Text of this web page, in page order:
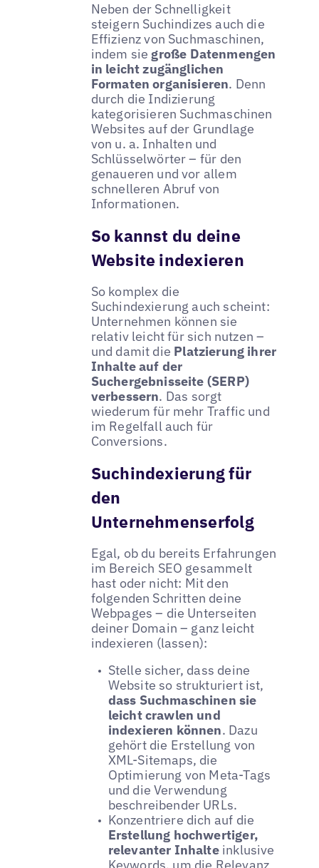
Neben der Schnelligkeit
steigern Suchindizes auch die
Effizienz von Suchmaschinen,
indem siegroße Datenmengen
in leicht zugänglichen
Formaten organisieren. Denn
durch die Indizierung
kategorisieren Suchmaschinen
Websites auf der Grundlage
von u. a. Inhalten und
Schlüsselwörter – für den
genaueren und vor allem
schnelleren Abruf von
Informationen.
So kannst du deine
Website indexieren
So komplex die
Suchindexierung auch scheint:
Unternehmen können sie
relativ leicht für sich nutzen –
und damit die Platzierung ihrer
Inhalte auf der
Suchergebnisseite (SERP)
verbessern. Das sorgt
wiederum für mehr Traffic und
im Regelfall auch für
Conversions.
Suchindexierung für
den
Unternehmenserfolg
Egal, ob du bereits Erfahrungen
im Bereich SEO gesammelt
hast oder nicht: Mit den
folgenden Schritten deine
Webpages – die Unterseiten
deiner Domain – ganz leicht
indexieren (lassen):
Stelle sicher, dass deine
Website so strukturiert ist,
dass Suchmaschinen sie
leicht crawlen und
indexieren können. Dazu
gehört die Erstellung von
XML-Sitemaps, die
Optimierung von Meta-Tags
und die Verwendung
beschreibender URLs.
Konzentriere dich auf die
Erstellung hochwertiger,
relevanter Inhalte inklusive
Keywords, um die Relevanz